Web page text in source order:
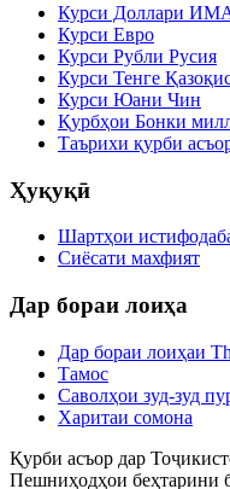
Курси Доллари
Курси Евро
Курси Рубли Русия
Курси Тенге
Курси Юани Чин
Қурбҳои Бонки
Таърихи қурби
Ҳуқуқӣ
Шартҳои
Сиёсати махфият
Дар бораи лоиҳа
Дар бораи лоиҳаи
Тамос
Саволҳои зуд-зуд
Харитаи сомона
Қурби асъор дар
Пешниҳодҳои беҳтарини